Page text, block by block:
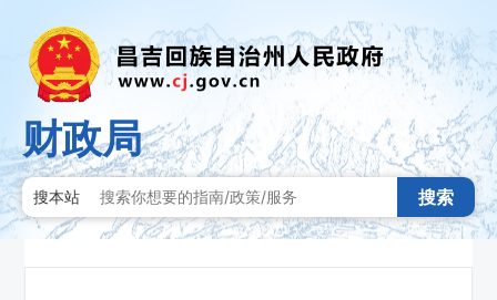
财政局
搜本站 搜索